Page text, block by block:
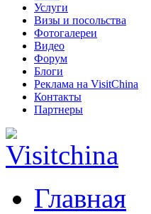
Услуги
Визы и посольства
Фотогалереи
Видео
Форум
Блоги
Реклама на VisitChina
Контакты
Партнеры
Главная